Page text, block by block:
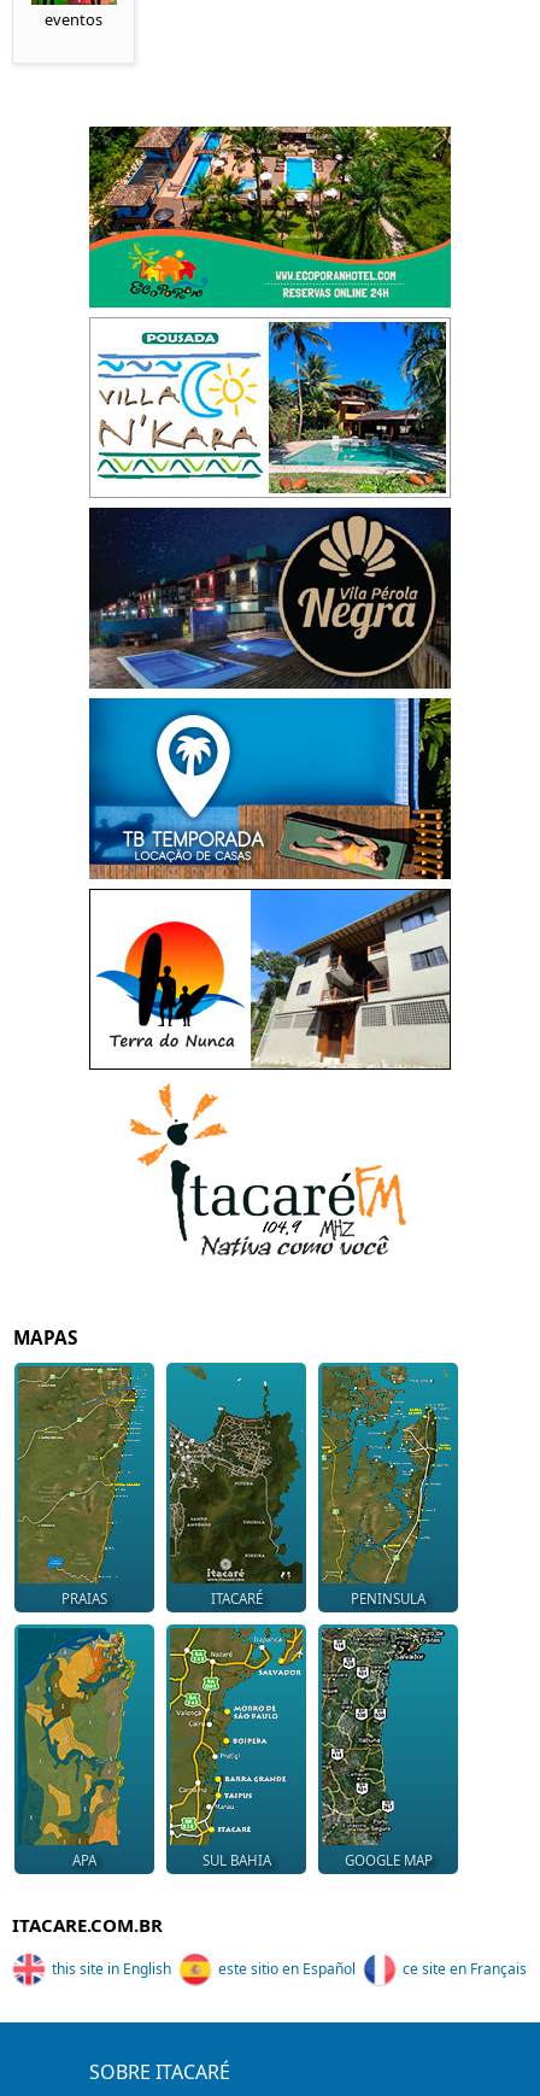
eventos
MAPAS
PRAIAS ITACARÉ PENINSULA
APA SUL BAHIA GOOGLE MAP
ITACARE.COM.BR
this site in English este sitio en Español ce site en Français
SOBRE ITACARÉ